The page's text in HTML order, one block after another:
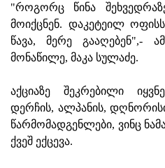
"როგორც წინა
მოიქცნენ. დაკეტეილ
წავა, მერე გააღებენ",-
მონაწილე, მაკა სულაძე.
აქციაზე შეკრებილი
დერჩის, ალპანის,
წარმომადგენლები, ვინც
ქვეშ ექცევა.